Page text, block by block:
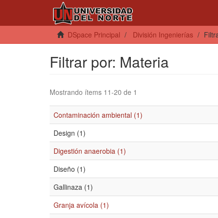
DSpace Principal División Ingenierías
Filtrar por: Materia
Mostrando ítems 11-20 de 1
Contaminación ambiental (1)
Design (1)
Digestión anaerobia (1)
Diseño (1)
Gallinaza (1)
Granja avícola (1)